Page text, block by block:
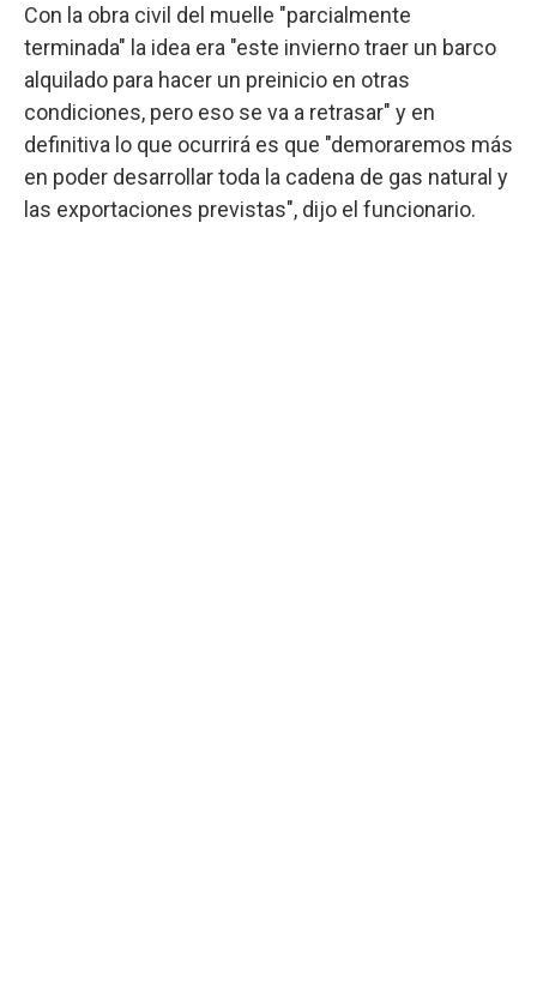
Con la obra civil del muelle "parcialmente
terminada" la idea era "este invierno traer un barco
alquilado para hacer un preinicio en otras
condiciones, pero eso se va a retrasar" y en
definitiva lo que ocurrirá es que "demoraremos más
en poder desarrollar toda la cadena de gas natural y
las exportaciones previstas", dijo el funcionario.